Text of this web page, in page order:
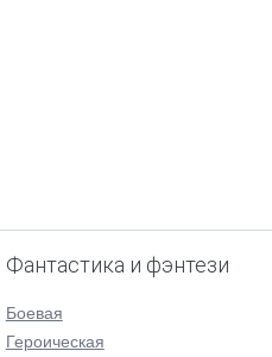
Фантастика и фэнтези
Боевая
Героическая